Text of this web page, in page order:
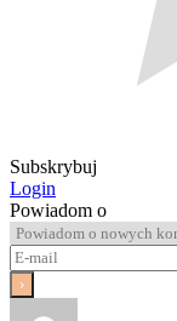
Subskrybuj
Login
Powiadom o